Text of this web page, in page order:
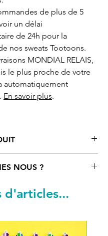
de plus de 5
un délai
de 24h pour la
nos sweats Tootoons.
MONDIAL RELAIS,
le plus proche de votre
automatiquement
En savoir plus.
coupe mode avec
4-6-8-10 ans et poches
ton sur ton, avec
métal. 80%
NOUS ?
un univers coloré rempli
funs et parfois un peu
d’une artiste française qui
d'articles...